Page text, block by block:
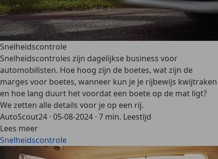
Snelheidscontrole
Snelheidscontroles zijn dagelijkse business voor
automobilisten. Hoe hoog zijn de boetes, wat zijn de
marges voor boetes, wanneer kun je je rijbewijs kwijtraken
en hoe lang duurt het voordat een boete op de mat ligt?
We zetten alle details voor je op een rij.
AutoScout24 · 05-08-2024 · 7 min. Leestijd
Lees meer
Snelheidscontrole